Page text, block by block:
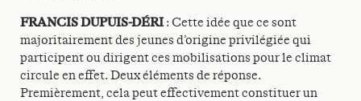
FRANCIS DUPUIS-DÉRI : Cette idée que ce sont
majoritairement des jeunes d’origine privilégiée qui
participent ou dirigent ces mobilisations pour le climat
circule en effet. Deux éléments de réponse.
Premièrement, cela peut effectivement constituer un